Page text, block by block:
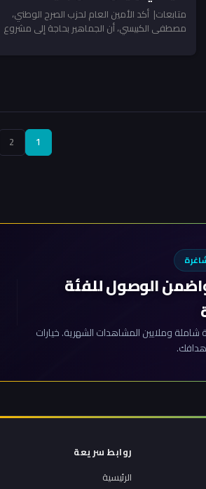
متابعات| أكد الأمين العام لحزب الصرح الوطني،
مصطفى الكبيسي، أن الجماهير بحاجة إلى مشروع
1
2
الوصول للفئة
وملايين المشاهدات الشهرية. خيارات
روابط سريعة
الرئيسية